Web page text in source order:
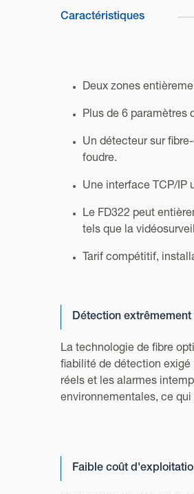
Caractéristiques
Deux zones
Plus de 6 paramètres
Un détecteur sur
foudre.
Une interface TCP/IP
Le FD322 peut
tels que la
Tarif compétitif,
Détection extrêmement
La technologie de fibre
fiabilité de détection
réels et les alarmes
environnementales, ce
Faible coût